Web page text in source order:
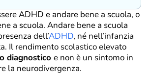
ADHD e andare bene a scuola, o
a scuola. Andare bene a scuola
dell’ADHD, né nell’infanzia
Il rendimento scolastico elevato
diagnostico e non è un sintomo in
la neurodivergenza.